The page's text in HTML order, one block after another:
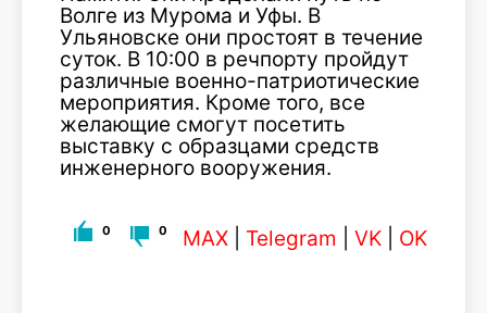
Волге из Мурома и Уфы. В
Ульяновске они простоят в течение
суток. В 10:00 в речпорту пройдут
различные военно-патриотические
мероприятия. Кроме того, все
желающие смогут посетить
выставку с образцами средств
инженерного вооружения.
0 0 MAX Telegram VK OK